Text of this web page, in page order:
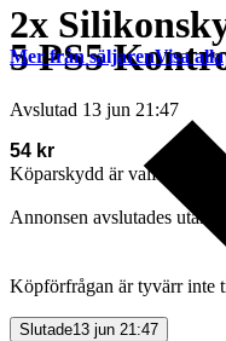
2x
5 PS5
Avslutad 13 jun 21:47
54 kr
Köparskydd är valfritt hos
Annonsen avslutades utan
Köpförfrågan är tyvärr inte
Slutade13 jun 21:47
Mer från säljarenVisa alla